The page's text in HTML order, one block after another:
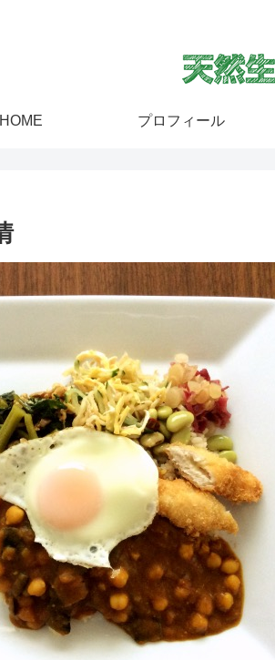
HOME プロフィール